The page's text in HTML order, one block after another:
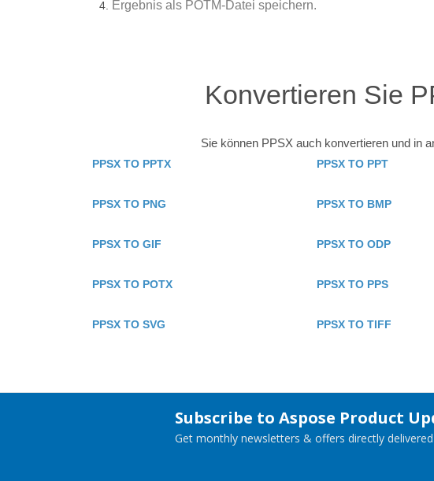
Ergebnis als POTM-Datei speichern.
Konvertieren Sie
Sie können PPSX auch konvertieren und in
PPSX TO PPTX PPSX TO PPT
PPSX TO PNG PPSX TO BMP
PPSX TO GIF PPSX TO ODP
PPSX TO POTX PPSX TO PPS
PPSX TO SVG PPSX TO TIFF
Subscribe to Aspose Product
Get monthly newsletters & offers directly